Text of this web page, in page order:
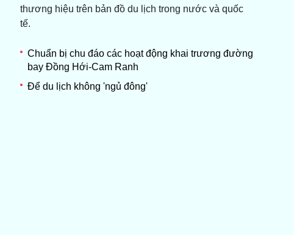
thương hiệu trên bản đồ du lịch trong nước và quốc
tế.
Chuẩn bị chu đáo các hoạt động khai trương đường
bay Đồng Hới-Cam Ranh
Để du lịch không 'ngủ đông'